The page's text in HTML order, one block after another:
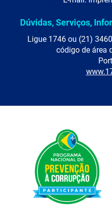
Dúvidas, Serviços,
Ligue 1746 ou (21)
código de área